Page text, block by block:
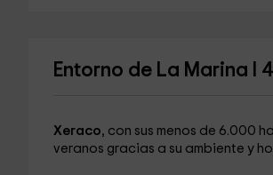
Entorno de La Marina I
Xeraco, con sus menos de 6.000
veranos gracias a su ambiente y